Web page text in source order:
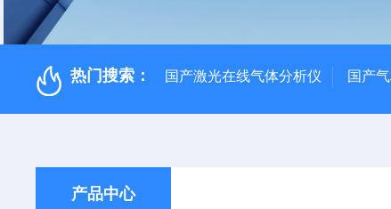
热门搜索： 国产激光在线气体分析仪 国产
产品中心